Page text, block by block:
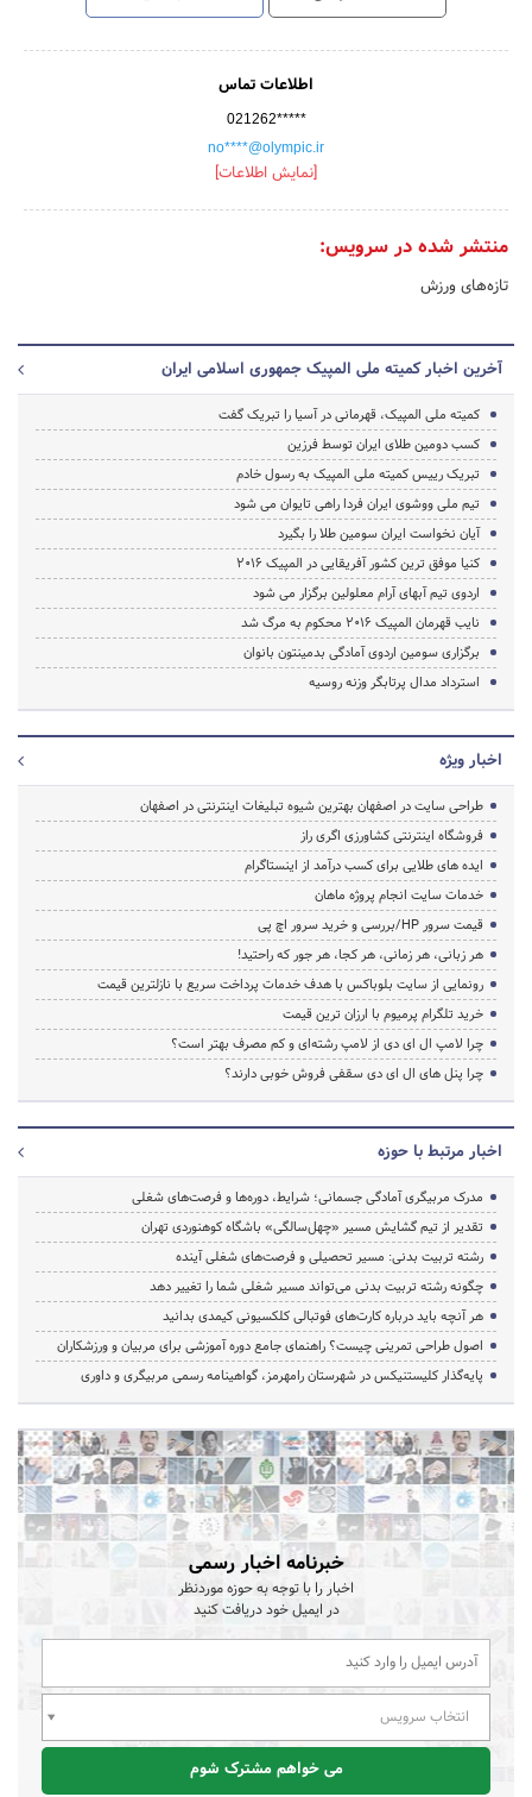
اطلاعات تماس
021262*****
no****@olympic.ir
[نمایش اطلاعات]
منتشر شده در سرویس:
تازه‌های ورزش
آخرین اخبار کمیته ملی المپیک جمهوری اسلامی ایران
کمیته ملی المپیک، قهرمانی در آسیا را تبریک گفت
کسب دومین طلای ایران توسط فرزین
تبریک رییس کمیته ملی المپیک به رسول خادم
تیم ملی ووشوی ایران فردا راهی تایوان می شود
آیان نخواست ایران سومین طلا را بگیرد
کنیا موفق ترین کشور آفریقایی در المپیک 2016
اردوی تیم آبهای آرام معلولین برگزار می شود
نایب قهرمان المپیک 2016 محکوم به مرگ شد
برگزاری سومین اردوی آمادگی بدمینتون بانوان
استرداد مدال پرتابگر وزنه روسیه
اخبار ویژه
طراحی سایت در اصفهان بهترین شیوه تبلیغات اینترنتی در اصفهان
فروشگاه اینترنتی کشاورزی اگری راز
ایده های طلایی برای کسب درآمد از اینستاگرام
خدمات سایت انجام پروژه ماهان
قیمت سرور HP/بررسی و خرید سرور اچ پی
هر زبانی، هر زمانی، هر کجا، هر جور که راحتید!
رونمایی از سایت بلوباکس با هدف خدمات پرداخت سریع با نازلترین قیمت
خرید تلگرام پرمیوم با ارزان ترین قیمت
چرا لامپ ال ای دی از لامپ رشته‌ای و کم مصرف بهتر است؟
چرا پنل های ال ای دی سقفی فروش خوبی دارند؟
اخبار مرتبط با حوزه
مدرک مربیگری آمادگی جسمانی؛ شرایط، دوره‌ها و فرصت‌های شغلی
تقدیر از تیم گشایش مسیر «چهل‌سالگی» باشگاه کوهنوردی تهران
رشته تربیت بدنی: مسیر تحصیلی و فرصت‌های شغلی آینده
چگونه رشته تربیت بدنی می‌تواند مسیر شغلی شما را تغییر دهد
هر آنچه باید درباره کارت‌های فوتبالی کلکسیونی کیمدی بدانید
اصول طراحی تمرینی چیست؟ راهنمای جامع دوره آموزشی برای مربیان و ورزشکاران
پایه‌گذار کلیستنیکس در شهرستان رامهرمز، گواهینامه رسمی مربیگری و داوری
خبرنامه اخبار رسمی
اخبار را با توجه به حوزه موردنظر
در ایمیل خود دریافت کنید
انتخاب سرویس
می خواهم مشترک شوم